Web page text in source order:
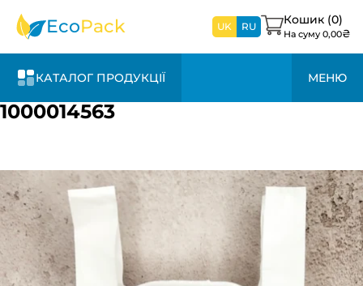
часом
EcoPack UK RU Кошик (0)
На суму 0,00₴
КАТАЛОГ ПРОДУКЦІЇ МЕНЮ
1000014563